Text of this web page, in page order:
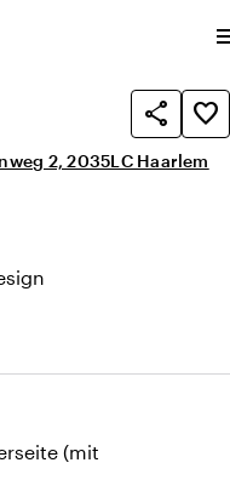
share
favorite_border
2, 2035LC Haarlem
(mit